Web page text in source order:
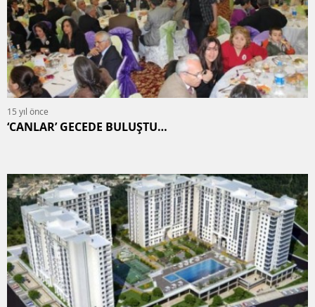
15 yıl önce
‘CANLAR’ GECEDE BULUŞTU…